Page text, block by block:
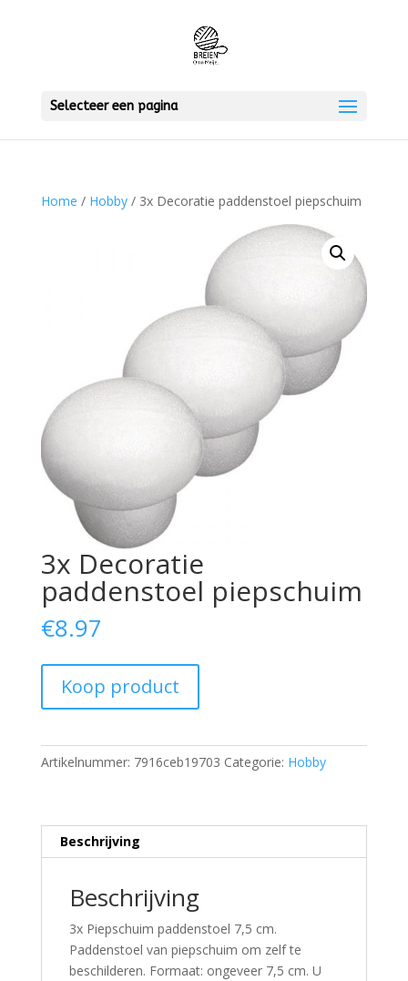
Selecteer een pagina
Home / Hobby/ 3x Decoratie paddenstoel piepschuim
3x Decoratie
paddenstoel piepschuim
€8.97
Koop product
Artikelnummer: 7916ceb19703 Categorie: Hobby
Beschrijving
Beschrijving
3x Piepschuim paddenstoel 7,5 cm.
Paddenstoel van piepschuim om zelf te
beschilderen. Formaat: ongeveer 7,5 cm. U